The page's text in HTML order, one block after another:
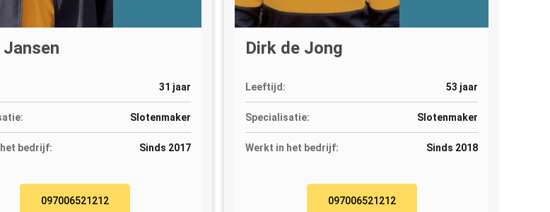
31 jaar
Slotenmaker
bedrijf: Sinds 2017
097006521212
Dirk de Jong
Leeftijd: 53 jaar
Specialisatie: Slotenmaker
Werkt in het bedrijf: Sinds 2018
097006521212